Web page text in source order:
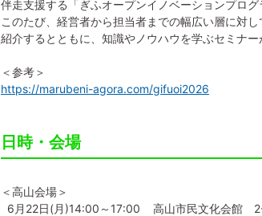
伴走支援する「ぎふオープンイノベーションプロ
このたび、経営者から担当者までの幅広い層に対
紹介するとともに、知識やノウハウを学ぶセミナー
＜参考＞
https://marubeni-agora.com/gifuoi2026
日時・会場
＜高山会場＞
6月22日(月)14:00～17:00 高山市民文化会館